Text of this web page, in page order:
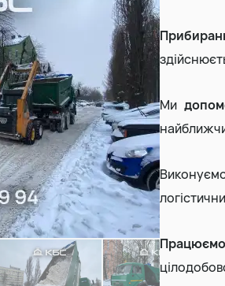
Керамзит
Ми
Працюємо